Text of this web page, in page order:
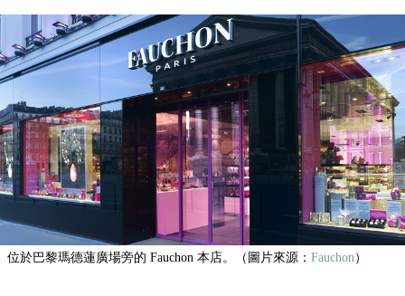
位於巴黎瑪德蓮廣場旁的 Fauchon 本店。（圖片來源： Fauchon ）